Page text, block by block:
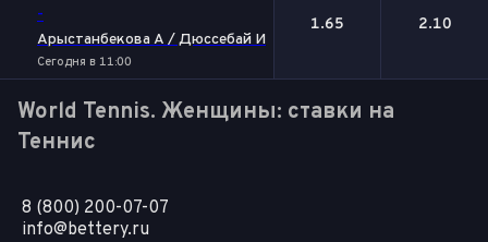
-
Арыстанбекова А / Дюссебай И
Сегодня в 11:00
1.65 2.10
World Tennis. Женщины: ставки на
Теннис
8 (800) 200-07-07
info@bettery.ru